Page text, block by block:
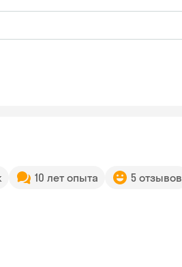
10 лет опыта 5 отзывов